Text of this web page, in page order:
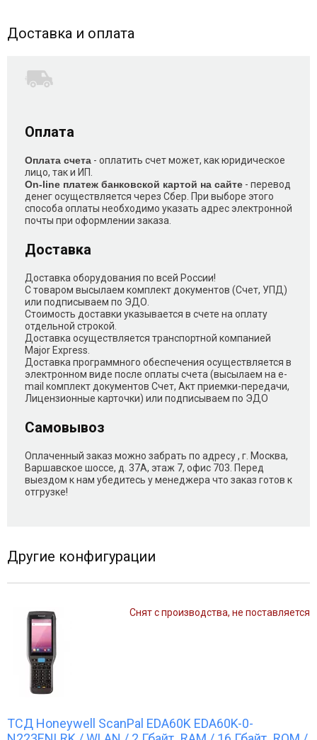
Доставка и оплата
Оплата
Оплата счета - оплатить счет может, как юридическое
лицо, так и ИП.
On-line платеж банковской картой на сайте - перевод
денег осуществляется через Сбер. При выборе этого
способа оплаты необходимо указать адрес электронной
почты при оформлении заказа.
Доставка
Доставка оборудования по всей России!
С товаром высылаем комплект документов (Счет, УПД)
или подписываем по ЭДО.
Стоимость доставки указывается в счете на оплату
отдельной строкой.
Доставка осуществляется транспортной компанией
Major Express.
Доставка программного обеспечения осуществляется в
электронном виде после оплаты счета (высылаем на e-
mail комплект документов Счет, Акт приемки-передачи,
Лицензионные карточки) или подписываем по ЭДО
Самовывоз
Оплаченный заказ можно забрать по адресу , г. Москва,
Варшавское шоссе, д. 37А, этаж 7, офис 703. Перед
выездом к нам убедитесь у менеджера что заказ готов к
отгрузке!
Другие конфигурации
Снят с производства, не поставляется
ТСД Honeywell ScanPal EDA60K EDA60K-0-